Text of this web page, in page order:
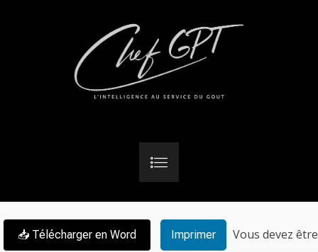
📥 Télécharger en Word Imprimer
Vous devez être